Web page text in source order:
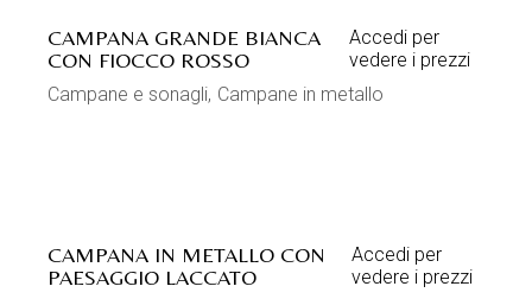
CAMPANA GRANDE BIANCA
CON FIOCCO ROSSO
Accedi per
vedere i prezzi
Campane e sonagli Campane in metallo
CAMPANA IN METALLO CON
PAESAGGIO LACCATO
Accedi per
vedere i prezzi